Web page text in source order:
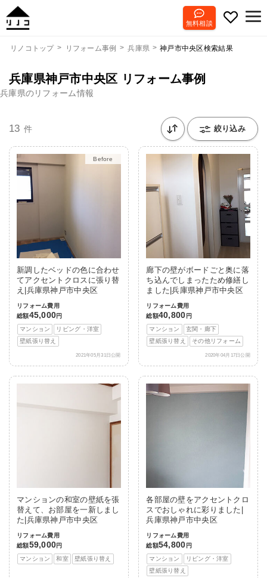
無料相談
リノコトップ リフォーム事例 兵庫県 神戸市中央区検索結果
兵庫県神戸市中央区 リフォーム事例
兵庫県のリフォーム情報
13 件 絞り込み
Before
After
新調したベッドの色に合わせ
てアクセントクロスに張り替
え|兵庫県神戸市中央区
リフォーム費用
総額45,000円
マンション
リビング・洋室
壁紙張り替え
2021年05月31日公開
廊下の壁がボードごと奥に落
ち込んでしまったため修繕し
ました|兵庫県神戸市中央区
リフォーム費用
総額40,800 円
マンション
玄関・廊下
壁紙張り替え
その他リフォーム
2020年04月17日公開
マンションの和室の壁紙を張
替えて、お部屋を一新しまし
た|兵庫県神戸市中央区
リフォーム費用
総額59,000円
マンション
和室 壁紙張り替え
各部屋の壁をアクセントクロ
スでおしゃれに彩りました|
兵庫県神戸市中央区
リフォーム費用
総額54,800 円
マンション
リビング・洋室
壁紙張り替え